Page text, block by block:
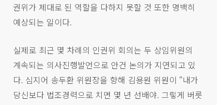
권위가 제대로 된 역할을 다하지 못할 것 또한 명백히
예상되는 일이다.
실제로 최근 몇 차례의 인권위 회의는 두 상임위원의
계속되는 의사진행발언으로 안건 논의가 지연되고 있
다. 심지어 송두환 위원장을 향해 김용원 위원이 “내가
당신보다 법조경력으로 치면 몇 년 선배야. 그렇게 버릇